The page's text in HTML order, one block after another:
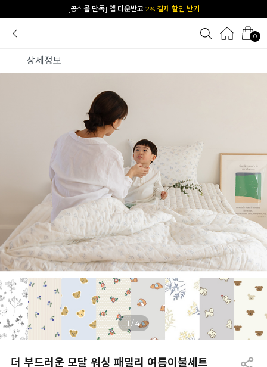
카카오 플친 추가하면1천원 즉시 할인 쿠폰
0
상세정보
1 /4
더 부드러운 모달 워싱 패밀리 여름이불세트